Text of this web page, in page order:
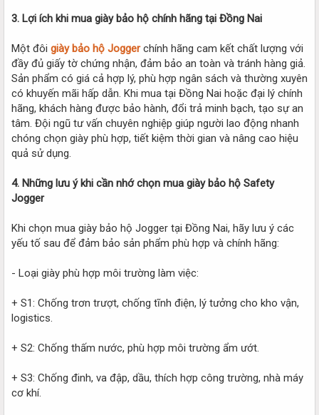
3. Lợi ích khi mua giày bảo hộ chính hãng tại Đồng Nai
Một đôi giày bảo hộ Joggerchính hãng cam kết chất lượng với
đầy đủ giấy tờ chứng nhận, đảm bảo an toàn và tránh hàng giả.
Sản phẩm có giá cả hợp lý, phù hợp ngân sách và thường xuyên
có khuyến mãi hấp dẫn. Khi mua tại Đồng Nai hoặc đại lý chính
hãng, khách hàng được bảo hành, đổi trả minh bạch, tạo sự an
tâm. Đội ngũ tư vấn chuyên nghiệp giúp người lao động nhanh
chóng chọn giày phù hợp, tiết kiệm thời gian và nâng cao hiệu
quả sử dụng.
4. Những lưu ý khi cần nhớ chọn mua giày bảo hộ Safety
Jogger
Khi chọn mua giày bảo hộ Jogger tại Đồng Nai, hãy lưu ý các
yếu tố sau để đảm bảo sản phẩm phù hợp và chính hãng:
- Loại giày phù hợp môi trường làm việc:
+ S1: Chống trơn trượt, chống tĩnh điện, lý tưởng cho kho vận,
logistics.
+ S2: Chống thấm nước, phù hợp môi trường ẩm ướt.
+ S3: Chống đinh, va đập, dầu, thích hợp công trường, nhà máy
cơ khí.